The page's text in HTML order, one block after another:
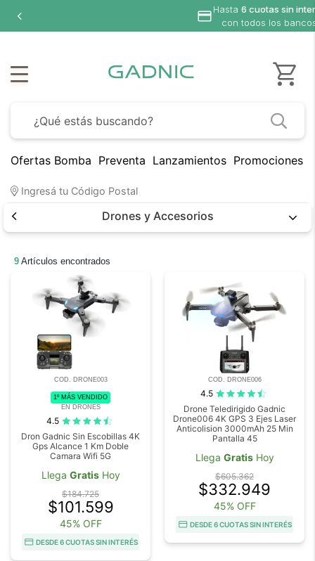
Hasta 6 cuotas sin
con todos los
Ofertas Bomba Preventa Lanzamientos Promociones
Ingresá tu Código Postal
Drones y Accesorios
9 Artículos encontrados
COD. DRONE003
1º MÁS VENDIDO
EN DRONES
4.5
Dron Gadnic Sin Escobillas 4K
Gps Alcance 1 Km Doble
Camara Wifi 5G
Llega GratisHoy
$184.725
$101.599
45% OFF
DESDE 6 CUOTAS SIN INTERÉS
COD. DRONE006
4.5
Drone Teledirigido Gadnic
Drone006 4K GPS 3 Ejes Laser
Anticolision 3000mAh 25 Min
Pantalla 45
Llega GratisHoy
$605.362
$332.949
45% OFF
DESDE 6 CUOTAS SIN INTERÉS